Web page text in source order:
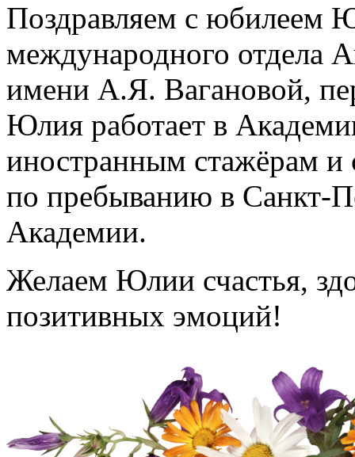
Поздравляем с юбилеем
международного отдела
имени А.Я. Вагановой,
Юлия работает в
иностранным стажёрам и
по пребыванию в Санкт-
Академии.
Желаем Юлии счастья,
позитивных эмоций!